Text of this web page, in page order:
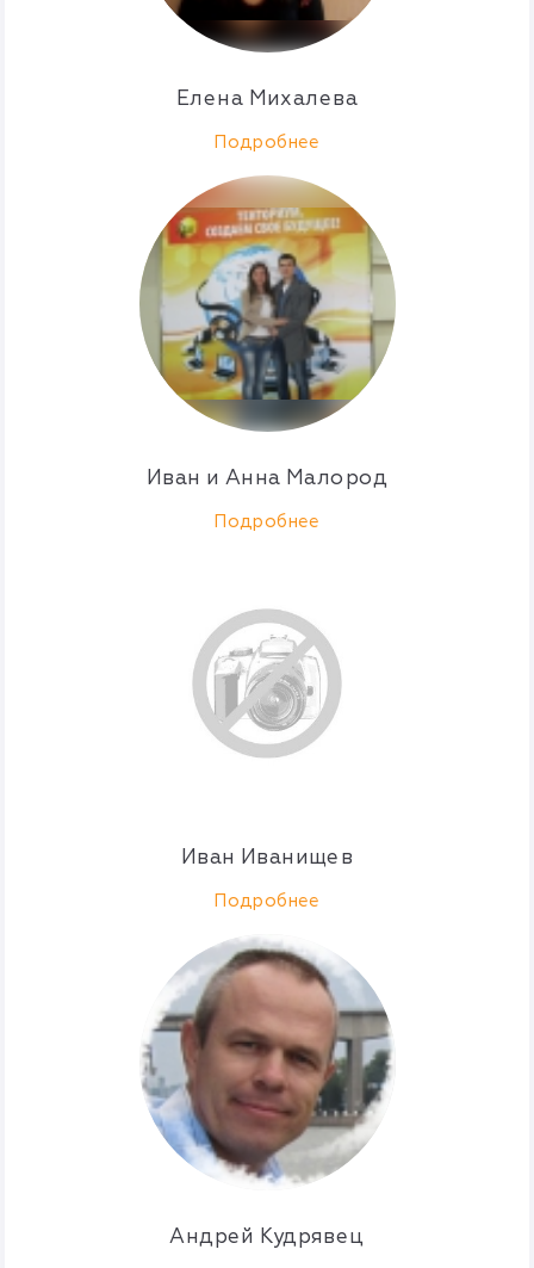
Елена Михалева
Подробнее
Иван и Анна Малород
Подробнее
Иван Иванищев
Подробнее
Андрей Кудрявец